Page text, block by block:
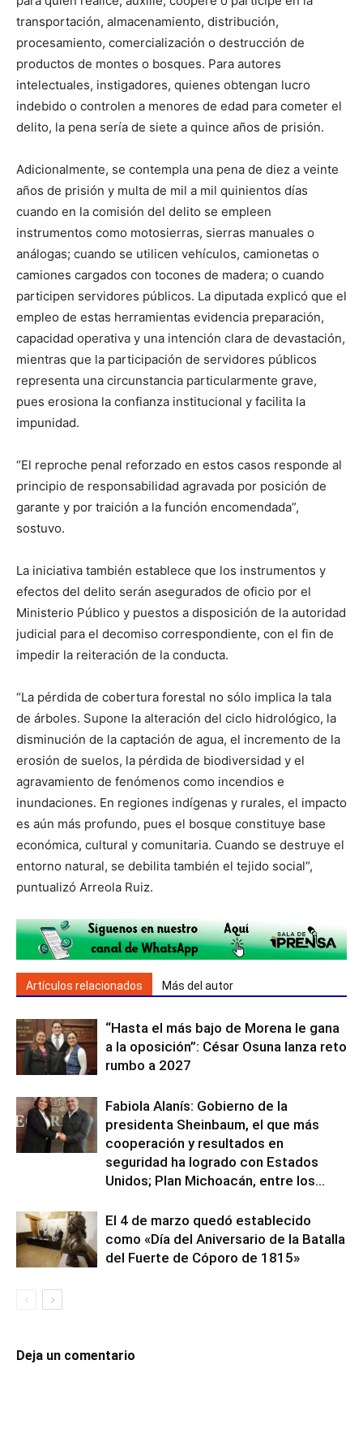
transportación, almacenamiento, distribución,
procesamiento, comercialización o destrucción de
productos de montes o bosques. Para autores
intelectuales, instigadores, quienes obtengan lucro
indebido o controlen a menores de edad para cometer el
delito, la pena sería de siete a quince años de prisión.
Adicionalmente, se contempla una pena de diez a veinte
años de prisión y multa de mil a mil quinientos días
cuando en la comisión del delito se empleen
instrumentos como motosierras, sierras manuales o
análogas; cuando se utilicen vehículos, camionetas o
camiones cargados con tocones de madera; o cuando
participen servidores públicos. La diputada explicó que el
empleo de estas herramientas evidencia preparación,
capacidad operativa y una intención clara de devastación,
mientras que la participación de servidores públicos
representa una circunstancia particularmente grave,
pues erosiona la confianza institucional y facilita la
impunidad.
“El reproche penal reforzado en estos casos responde al
principio de responsabilidad agravada por posición de
garante y por traición a la función encomendada”,
sostuvo.
La iniciativa también establece que los instrumentos y
efectos del delito serán asegurados de oficio por el
Ministerio Público y puestos a disposición de la autoridad
judicial para el decomiso correspondiente, con el fin de
impedir la reiteración de la conducta.
“La pérdida de cobertura forestal no sólo implica la tala
de árboles. Supone la alteración del ciclo hidrológico, la
disminución de la captación de agua, el incremento de la
erosión de suelos, la pérdida de biodiversidad y el
agravamiento de fenómenos como incendios e
inundaciones. En regiones indígenas y rurales, el impacto
es aún más profundo, pues el bosque constituye base
económica, cultural y comunitaria. Cuando se destruye el
entorno natural, se debilita también el tejido social”,
puntualizó Arreola Ruiz.
Artículos relacionados Más del autor
“Hasta el más bajo de Morena le gana
a la oposición”: César Osuna lanza reto
rumbo a 2027
Fabiola Alanís: Gobierno de la
presidenta Sheinbaum, el que más
cooperación y resultados en
seguridad ha logrado con Estados
Unidos; Plan Michoacán, entre los...
El 4 de marzo quedó establecido
como «Día del Aniversario de la Batalla
del Fuerte de Cóporo de 1815»
Deja un comentario